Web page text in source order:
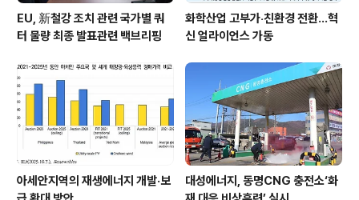
EU, 新철강 조치 관련 국가별 쿼
터 물량 최종 발표관련 백브리핑
화학산업 고부가‧친환경 전환…혁
신 얼라이언스 가동
아세안지역의 재생에너지 개발·보
대성에너지, 동명CNG 충전소‘화